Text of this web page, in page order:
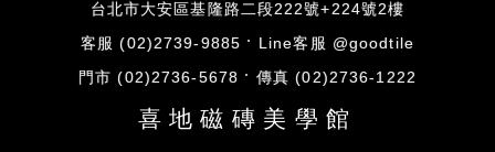
台北市大安區基隆路二段222號+224號2樓
客服 (02)2739-9885 Line客服 @goodtile
門市 (02)2736-5678 傳真 (02)2736-1222
喜地磁磚美學館